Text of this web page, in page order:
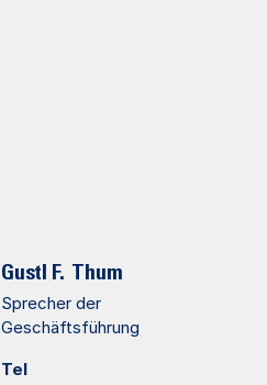
Gustl F. Thum
Sprecher der
Geschäftsführung
Tel